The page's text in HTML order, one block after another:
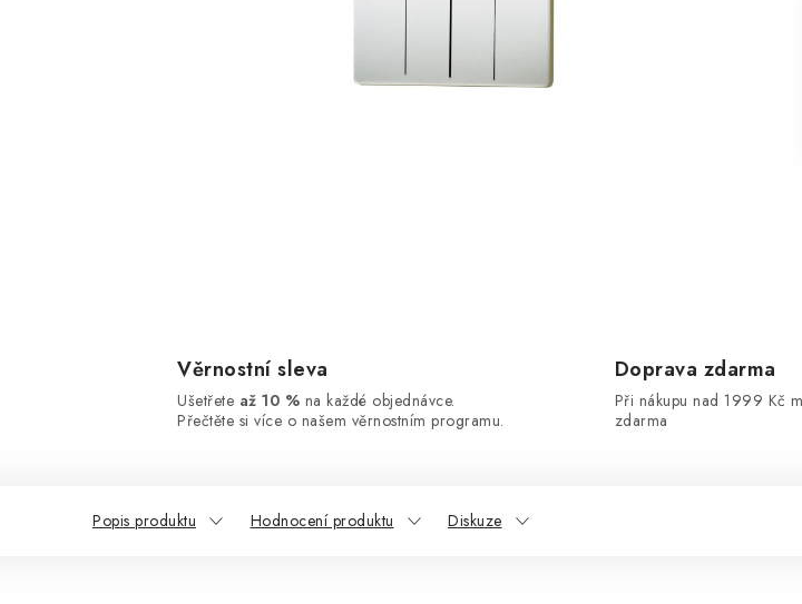
Věrnostní sleva
Ušetřete až 10 % na každé objednávce.
Přečtěte si více o našem věrnostním programu.
Doprava zdarma
Při nákupu nad 1999 Kč
zdarma
Popis produktu Hodnocení produktu Diskuze